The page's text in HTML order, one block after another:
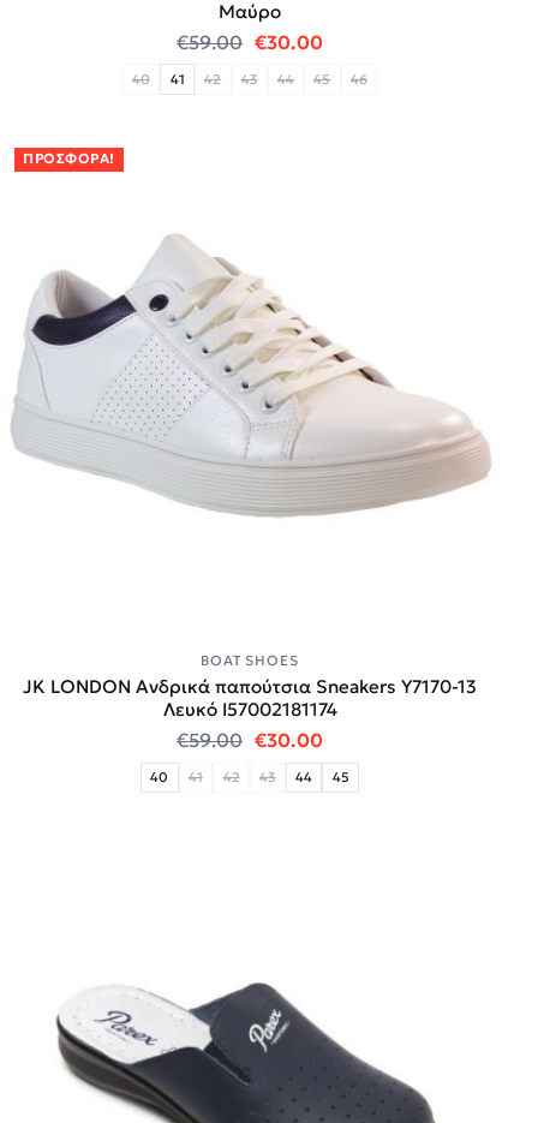
Mαύρο
€59.00 Original price was: €59.00.
€30.00Η τρέχουσα τιμή
40 41 42 43 44 45 46
ΠΡΟΣΦΟΡΆ!
BOAT SHOES
JK LONDON Ανδρικά παπούτσια Sneakers Y7170-13
Λευκό I57002181174
€59.00 Original price was: €59.00.
€30.00Η τρέχουσα τιμή
40 41 42 43 44 45